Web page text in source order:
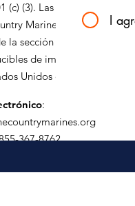
(c) (3). Las contribuciones
Marines se reconocen
la sección 170 del código
de impuestos dentro
Unidos de América.
:
367-8762
I